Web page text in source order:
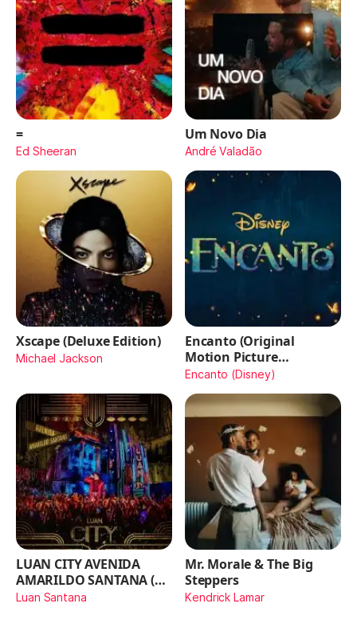
=
Ed Sheeran
Um Novo Dia
André Valadão
Xscape (Deluxe Edition)
Michael Jackson
Encanto (Original
Motion Picture
Soundtrack)
Encanto (Disney)
LUAN CITY AVENIDA
AMARILDO SANTANA (Ao
Vivo)
Luan Santana
Mr. Morale & The Big
Steppers
Kendrick Lamar